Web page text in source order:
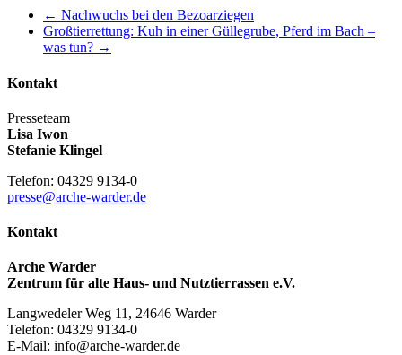
← Nachwuchs bei den Bezoarziegen
Großtierrettung: Kuh in einer Güllegrube, Pferd im Bach –
was tun? →
Kontakt
Presseteam
Lisa Iwon
Stefanie Klingel
Telefon: 04329 9134-0
presse@arche-warder.de
Kontakt
Arche Warder
Zentrum für alte Haus- und Nutztierrassen e.V.
Langwedeler Weg 11, 24646 Warder
Telefon: 04329 9134-0
E-Mail: info@arche-warder.de